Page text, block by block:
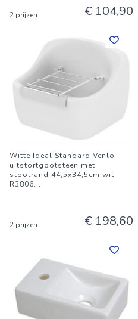
2 prijzen € 104,90
Witte Ideal Standard Venlo
uitstortgootsteen met
stootrand 44,5x34,5cm wit
R3806...
2 prijzen € 198,60